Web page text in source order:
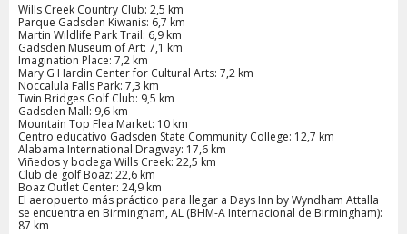
Wills Creek Country Club: 2,5 km
Parque Gadsden Kiwanis: 6,7 km
Martin Wildlife Park Trail: 6,9 km
Gadsden Museum of Art: 7,1 km
Imagination Place: 7,2 km
Mary G Hardin Center for Cultural Arts: 7,2 km
Noccalula Falls Park: 7,3 km
Twin Bridges Golf Club: 9,5 km
Gadsden Mall: 9,6 km
Mountain Top Flea Market: 10 km
Centro educativo Gadsden State Community College: 12,7 km
Alabama International Dragway: 17,6 km
Viñedos y bodega Wills Creek: 22,5 km
Club de golf Boaz: 22,6 km
Boaz Outlet Center: 24,9 km
El aeropuerto más práctico para llegar a Days Inn by Wyndham Attalla
se encuentra en Birmingham, AL (BHM-A Internacional de Birmingham):
87 km